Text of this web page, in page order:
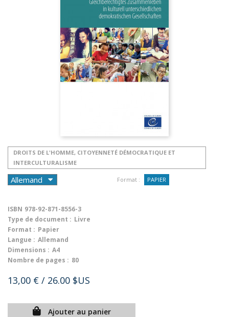
DROITS DE L'HOMME, CITOYENNETÉ DÉMOCRATIQUE ET
INTERCULTURALISME
Format : PAPIER
ISBN 978-92-871-8556-3
Type de document : Livre
Format : Papier
Langue : Allemand
Dimensions : A4
Nombre de pages : 80
13,00 € / 26.00 $US
Ajouter au panier